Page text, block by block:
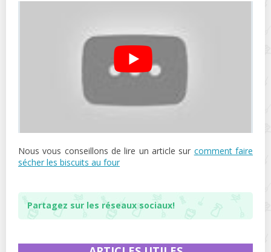
Nous vous conseillons de lire un article sur comment faire
sécher les biscuits au four
Partagez sur les réseaux sociaux!